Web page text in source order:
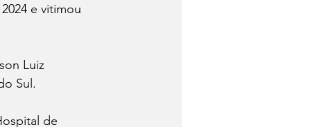
e vitimou
Luiz
Sul.
de